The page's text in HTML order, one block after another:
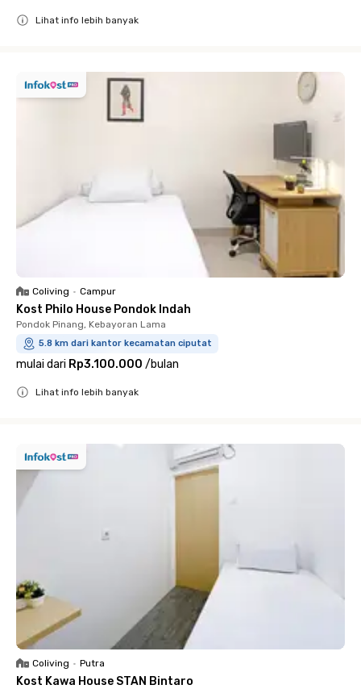
Lihat info lebih banyak
Coliving • Campur
Kost Philo House Pondok Indah
Pondok Pinang, Kebayoran Lama
5.8 km dari kantor kecamatan ciputat
mulai dari Rp3.100.000 /bulan
Lihat info lebih banyak
Coliving • Putra
Kost Kawa House STAN Bintaro